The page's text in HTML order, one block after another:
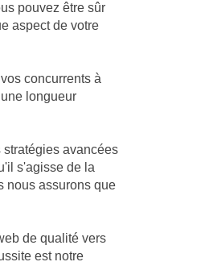
pouvez être sûr
aspect de votre
concurrents à
longueur
avancées
s'agisse de la
nous assurons que
de qualité vers
est notre